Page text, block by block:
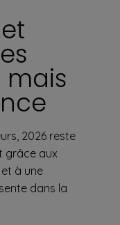
mais
2026 reste
grâce aux
à une
dans la